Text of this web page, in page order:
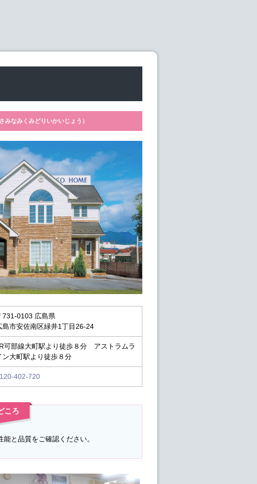
みなみくみどりいかいじょう）
731-0103 広島県
島市安佐南区緑井1丁目26-24
可部線大町駅より徒歩８分 アストラムラ
ン大町駅より徒歩８分
402-720
ころ
能と品質をご確認ください。